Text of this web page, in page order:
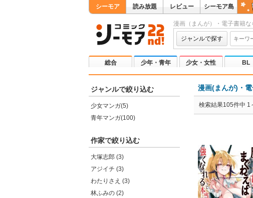
シーモア 読み放題 レビュー シーモア島
漫画（まんが）・電子書籍な
ジャンルで探す
総合 少年・青年 少女・女性 BL
ジャンルで絞り込む
少女マンガ(5)
青年マンガ(100)
作家で絞り込む
大塚志郎 (3)
アジイチ (3)
わたりさえ (3)
林ふみの (2)
漫画(まんが)・
検索結果105件中 1